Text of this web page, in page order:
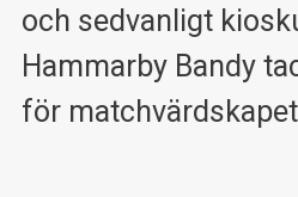
och sedvanligt
Hammarby Bandy
för